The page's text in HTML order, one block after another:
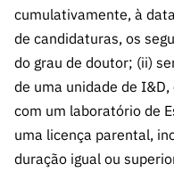
cumulativamente, à
de candidaturas, os
do grau de doutor; (ii)
de uma unidade de
com um laboratório de
uma licença parental,
duração igual ou